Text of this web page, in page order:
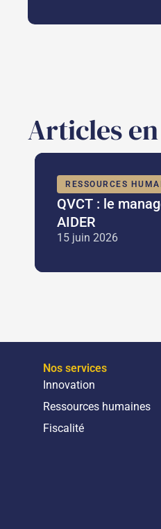
Articles
RESSOURCES
QVCT : le
AIDER
15 juin 2026
Nos services
Innovation
Ressources humaines
Fiscalité